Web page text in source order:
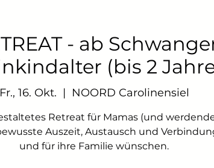
- ab
(bis 2
Fr., 16. Okt.
  |
NOORD Carolinensiel
Retreat für Mamas (und
Auszeit, Austausch und
und für ihre Familie wünschen.